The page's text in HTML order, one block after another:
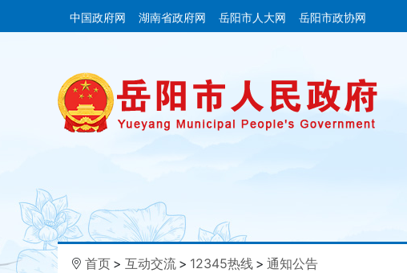
中国政府网 湖南省政府网 岳阳市人大网 岳阳市政协网
首页 > 互动交流 > 12345热线 > 通知公告